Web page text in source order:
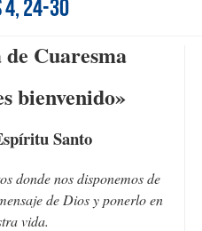
24-30
Cuaresma
bienvenido»
Santo
donde nos disponemos de
de Dios y ponerlo en
vida.